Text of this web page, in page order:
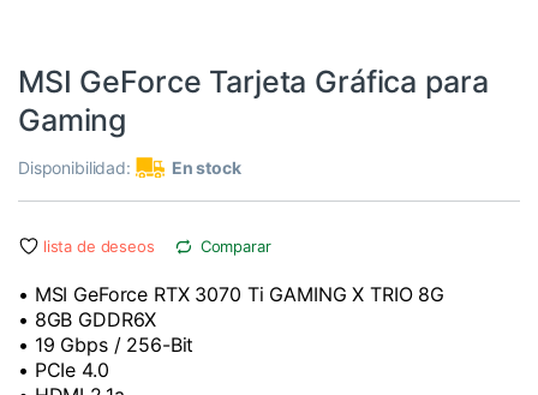
MSI GeForce Tarjeta Gráfica para
Gaming
Disponibilidad: En stock
lista de deseos Comparar
• MSI GeForce RTX 3070 Ti GAMING X TRIO 8G
• 8GB GDDR6X
• 19 Gbps / 256-Bit
• PCIe 4.0